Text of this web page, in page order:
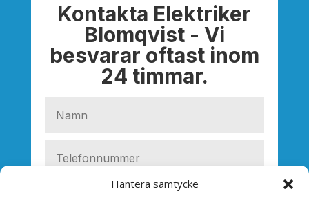
Hantera samtycke
Kontakta Elektriker
Blomqvist - Vi
besvarar oftast inom
24 timmar.